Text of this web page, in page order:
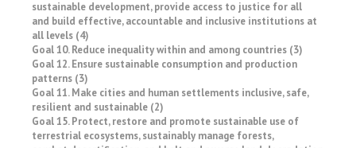
sustainable development, provide access to justice for all
and build effective, accountable and inclusive institutions at
all levels (4)
Goal 10. Reduce inequality within and among countries (3)
Goal 12. Ensure sustainable consumption and production
patterns (3)
Goal 11. Make cities and human settlements inclusive, safe,
resilient and sustainable (2)
Goal 15. Protect, restore and promote sustainable use of
terrestrial ecosystems, sustainably manage forests,